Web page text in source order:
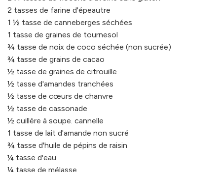
2 tasses de farine d'épeautre
1 ½ tasse de canneberges séchées
1 tasse de graines de tournesol
¾ tasse de noix de coco séchée (non sucrée)
¾ tasse de grains de cacao
½ tasse de graines de citrouille
½ tasse d'amandes tranchées
½ tasse de cœurs de chanvre
½ tasse de cassonade
½ cuillère à soupe. cannelle
1 tasse de lait d'amande non sucré
¾ tasse d'huile de pépins de raisin
¼ tasse d'eau
¼ tasse de mélasse